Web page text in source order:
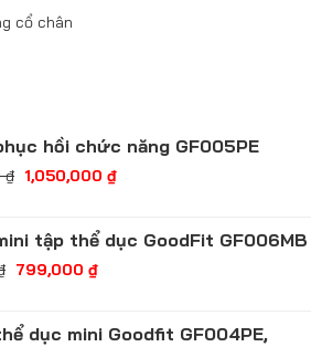
cổ chân
hồi chức năng GF005PE
₫ 1,050,000 ₫
tập thể dục GoodFit GF006MB
799,000 ₫
dục mini Goodfit GF004PE,